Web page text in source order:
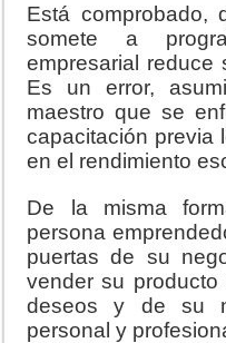
Está comprobado,
somete a
empresarial reduce
Es un error,
maestro que se
capacitación previa
en el rendimiento
De la misma
persona
puertas de su
vender su
deseos y de su
personal y